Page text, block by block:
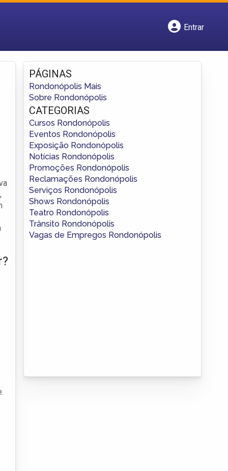
Entrar
PÁGINAS
Rondonópolis Mais
Sobre Rondonópolis
CATEGORIAS
Cursos Rondonópolis
Eventos Rondonópolis
Exposição Rondonópolis
Notícias Rondonópolis
Promoções Rondonópolis
Reclamações Rondonópolis
Serviços Rondonópolis
Shows Rondonópolis
Teatro Rondonópolis
Trânsito Rondonópolis
Vagas de Empregos Rondonópolis